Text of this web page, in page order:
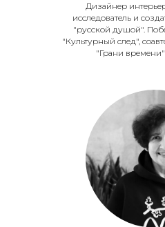
Дизайнер
исследователь и
"русской душой".
"Культурный след",
"Грани времени"